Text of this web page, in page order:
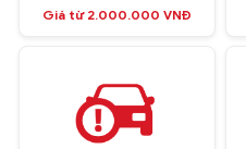
Giá từ 2.000.000 VNĐ